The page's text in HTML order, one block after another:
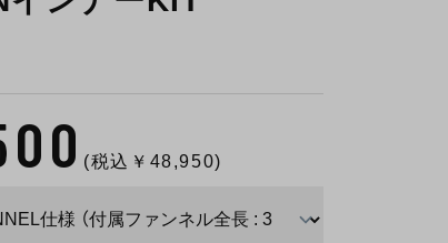
(税込￥ 48,950)